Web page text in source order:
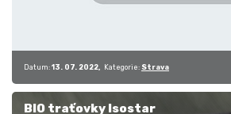
Datum: 13. 07. 2022 Kategorie: Strava
BIO traťovky Isostar